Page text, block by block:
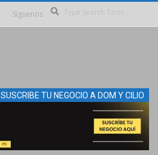
Síguenos
SUSCRIBE TU NEGOCIO A DOM Y CILIO